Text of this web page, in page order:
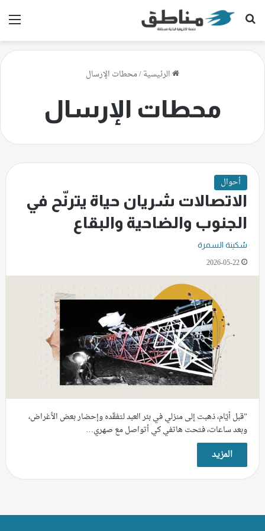
بحث عن
الرئيسية/محطات الإرسال
محطات الإرسال
أحوال
الاتصالات شريان حياة يترنّح في
الجنوب والضاحية والبقاع
سُكينة السمرة
2026-05-22
”قبل أيّام، ذهبت إلى منزلي في بئر العبد لتفقّده وإحضار بعض الأغراض،
وبعد ساعات، فتحت هاتفي كي أتواصل مع صهري…
المزيد